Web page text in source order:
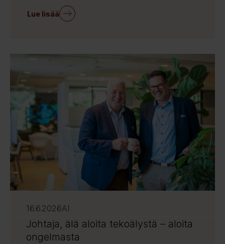
Lue lisää
16.6.2026AI
Johtaja, älä aloita tekoälystä – aloita
ongelmasta